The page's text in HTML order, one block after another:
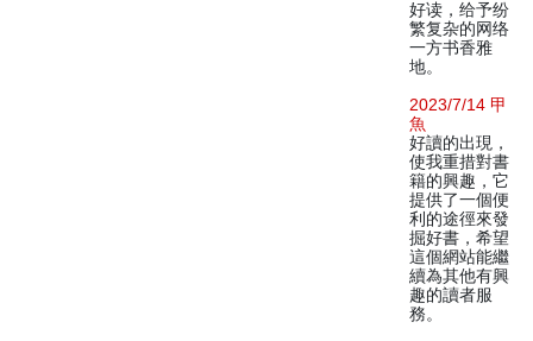
好读，给予纷
繁复杂的网络
一方书香雅
地。
2023/7/14 甲
魚
好讀的出現，
使我重措對書
籍的興趣，它
提供了一個便
利的途徑來發
掘好書，希望
這個網站能繼
續為其他有興
趣的讀者服
務。